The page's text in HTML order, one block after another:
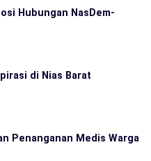
Hubungan NasDem-
di Nias Barat
Penanganan Medis Warga